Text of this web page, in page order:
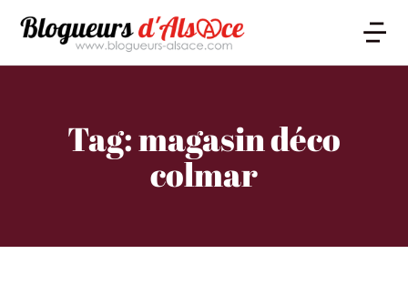
Tag: magasin déco
colmar